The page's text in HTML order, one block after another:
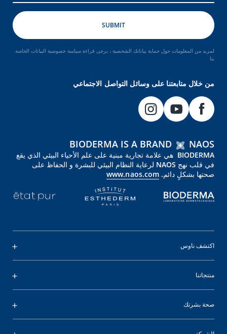
لمزيد من المعلومات حول حماية بياناتك الشخصية ، يرجى قراءة سياسة خصوصية البيانات الخاصة
بنا
من خلال متابعتنا على وسائل التواصل الاجتماعي
BIODERMA IS A BRAND NAOS
BIODERMA هي علامة تجارية مبنية على علم الأحياء البيئي الذي يقع
في قلب نهج NAOS لرعاية النظام البيئي للبشرة و الحفاظ على
صحتها بشكلٍ دائم. www.naos.com
اكتشف ناوس
منتجاتنا
صحة بشرتك